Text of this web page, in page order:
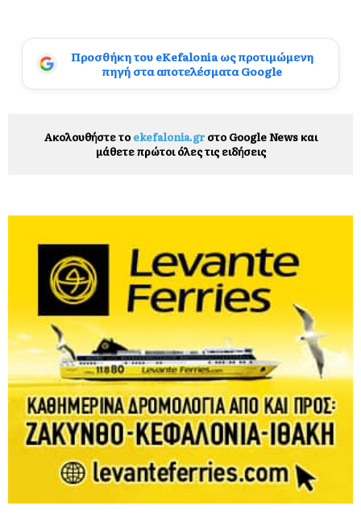
Προσθήκη του eKefalonia ως προτιμώμενη
πηγή στα αποτελέσματα Google
Ακολουθήστε το ekefalonia.grστο Google News και
μάθετε πρώτοι όλες τις ειδήσεις